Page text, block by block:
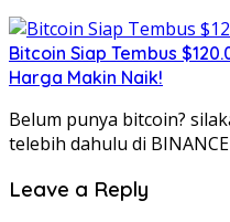
Bitcoin Siap Tembus
Harga Makin Naik!
Belum punya bitcoin?
telebih dahulu di
Leave a Reply